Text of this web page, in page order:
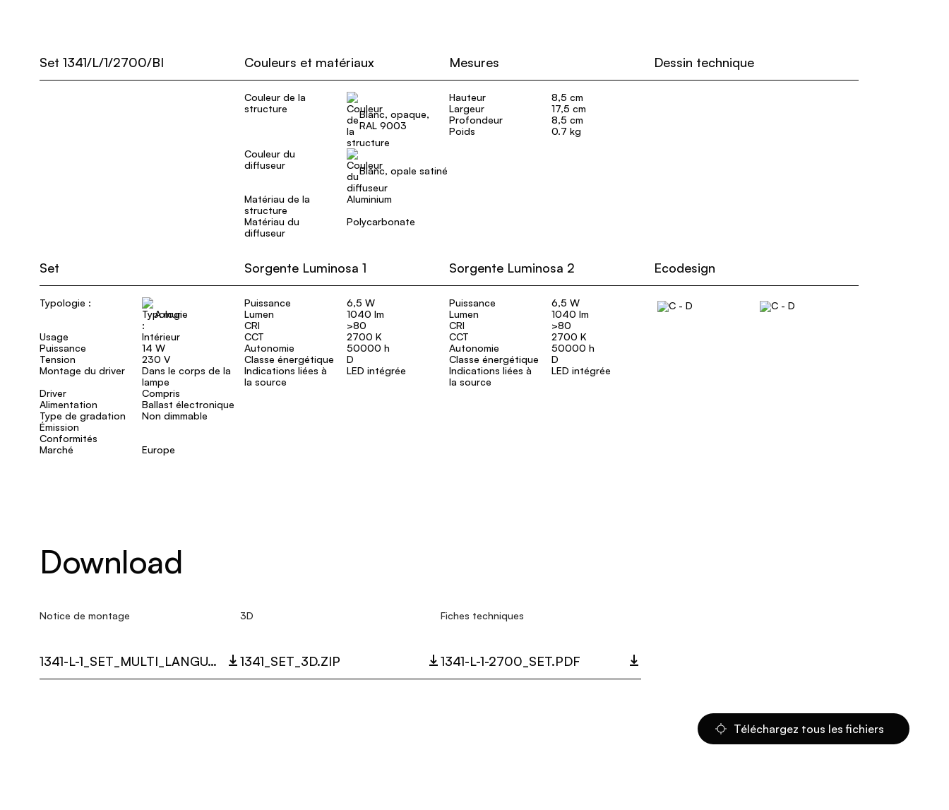
Set 1341/L/1/2700/BI Couleurs et matériaux
Couleur de la
structure
Blanc, opaque,
RAL 9003
Couleur du
diffuseur
Blanc, opale satiné
Matériau de la
structure
Aluminium
Matériau du
diffuseur
Polycarbonate
Mesures
Hauteur
8,5 cm
Largeur
17,5 cm
Profondeur
8,5 cm
Poids
0.7 kg
Dessin technique
Set
Typologie :
A mur
Usage
Intérieur
Puissance
14 W
Tension
230 V
Montage du driver
Dans le corps de la
lampe
Driver
Compris
Alimentation
Ballast électronique
Type de gradation
Non dimmable
Émission
Conformités
Marché
Europe
Sorgente Luminosa 1
Puissance
6,5 W
Lumen
1040 lm
CRI
>80
CCT
2700 K
Autonomie
50000 h
Classe énergétique
D
Indications liées à
la source
LED intégrée
Sorgente Luminosa 2
Puissance
6,5 W
Lumen
1040 lm
CRI
>80
CCT
2700 K
Autonomie
50000 h
Classe énergétique
D
Indications liées à
la source
LED intégrée
Ecodesign
Download
Notice de montage
1341-L-1_SET_MULTI_LANGUAGE_9466_INST.PDF
3D
1341_SET_3D.ZIP
Fiches techniques
1341-L-1-2700_SET.PDF
Téléchargez tous les fichiers